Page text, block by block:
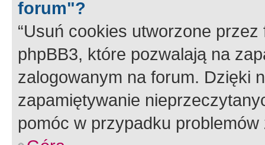
forum"?
“Usuń cookies utworzone
phpBB3, które pozwalają na
zalogowanym na forum. Dzięki
zapamiętywanie
pomóc w przypadku